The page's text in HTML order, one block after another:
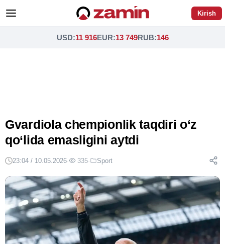
Kirish
USD:11 916EUR:13 749RUB:146
Gvardiola chempionlik taqdiri o‘z
qo‘lida emasligini aytdi
23:04 / 10.05.2026· 335· Sport